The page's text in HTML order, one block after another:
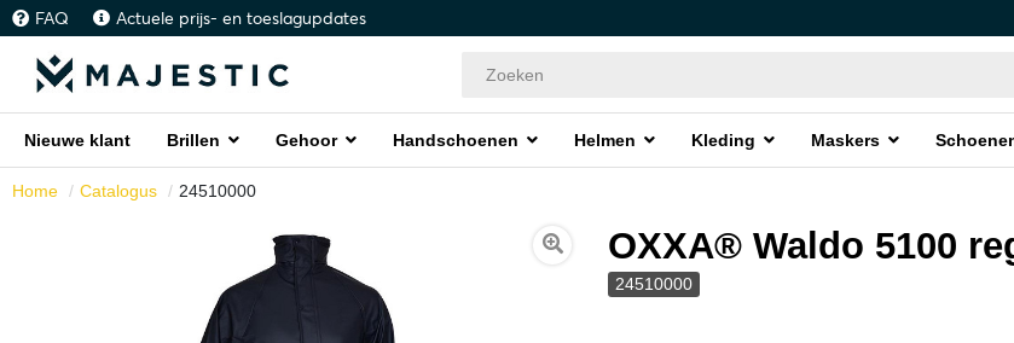
FAQ Actuele prijs- en toeslagupdates
Nieuwe klant Brillen Gehoor Handschoenen Helmen Kleding Maskers
Home Catalogus 24510000
OXXA® Waldo 5100
24510000